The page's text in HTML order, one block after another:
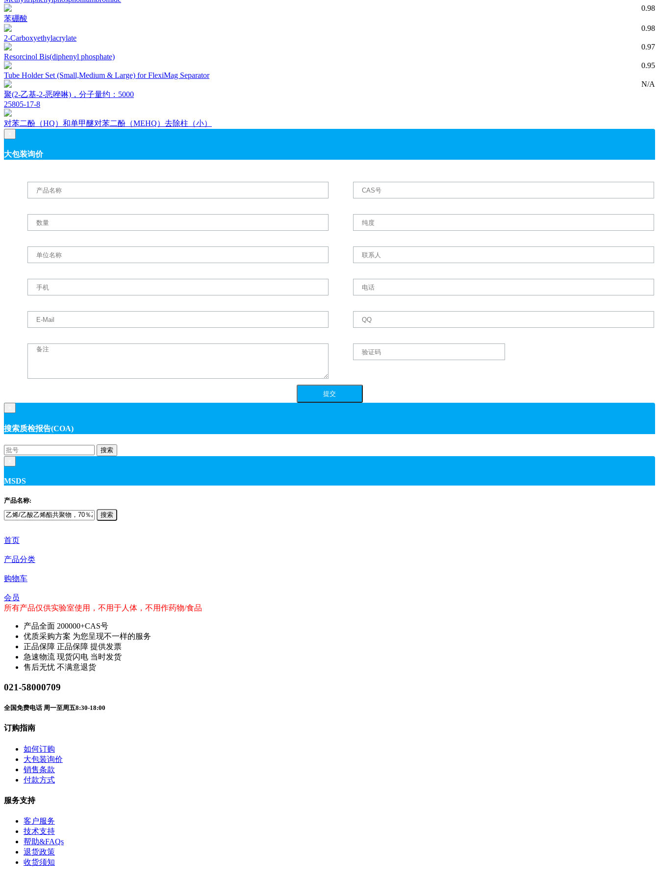
0.98
苯硼酸
0.98
2-Carboxyethylacrylate
0.97
Resorcinol Bis(diphenyl phosphate)
0.95
Tube Holder Set (Small,Medium & Large) for FlexiMag Separator
N/A
聚(2-乙基-2-恶唑啉)，分子量约：5000
25805-17-8
对苯二酚（HQ）和单甲醚对苯二酚（MEHQ）去除柱（小）
大包装询价
搜索质检报告(COA)
搜索
MSDS
产品名称:
搜索
首页
产品分类
购物车
会员
所有产品仅供实验室使用，不用于人体，不用作药物/食品
产品全面 200000+CAS号
优质采购方案 为您呈现不一样的服务
正品保障 正品保障 提供发票
急速物流 现货闪电 当时发货
售后无忧 不满意退货
021-58000709
全国免费电话 周一至周五8:30-18:00
订购指南
如何订购
大包装询价
销售条款
付款方式
服务支持
客户服务
技术支持
帮助&FAQs
退货政策
收货须知